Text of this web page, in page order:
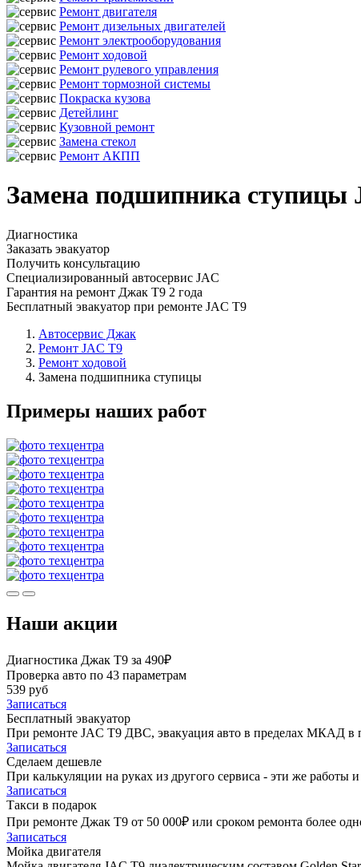
Ремонт двигателя
Ремонт дизельных двигателей
Ремонт электрооборудования
Ремонт ходовой
Ремонт рулевого управления
Ремонт тормозной системы
Покраска кузова
Детейлинг
Кузовной ремонт
Замена стекол
Ремонт АКПП
Замена подшипника
Диагностика
Заказать эвакуатор
Получить консультацию
Специализированный автосервис JAC
Гарантия на ремонт Джак Т9 2 года
Бесплатный эвакуатор при ремонте JAC T9
Автосервис Джак
Ремонт JAC T9
Ремонт ходовой
Замена подшипника ступицы
Примеры наших работ
Наши акции
Диагностика Джак Т9 за 490₽
Проверка авто по 43 параметрам
539 руб
Записаться
Бесплатный эвакуатор
При ремонте JAC T9 ДВС, эвакуация авто в пределах МКАД в
Записаться
Сделаем дешевле
При калькуляции на руках из другого сервиса - эти же работы
Записаться
Такси в подарок
При ремонте Джак Т9 от 50 000₽ или сроком ремонта более
Записаться
Мойка двигателя